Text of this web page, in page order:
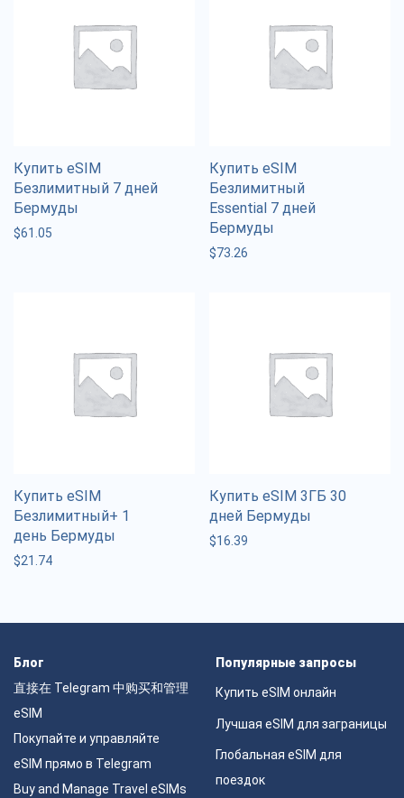
Купить eSIM
Безлимитный 7 дней
Бермуды
$61.05
Купить eSIM
Безлимитный
Essential 7 дней
Бермуды
$73.26
Купить eSIM
Безлимитный+ 1
день Бермуды
$21.74
Купить eSIM 3ГБ 30
дней Бермуды
$16.39
Блог
直接在 Telegram 中购买和管理
eSIM
Покупайте и управляйте
eSIM прямо в Telegram
Buy and Manage Travel eSIMs
Популярные запросы
Купить eSIM онлайн
Лучшая eSIM для заграницы
Глобальная eSIM для
поездок